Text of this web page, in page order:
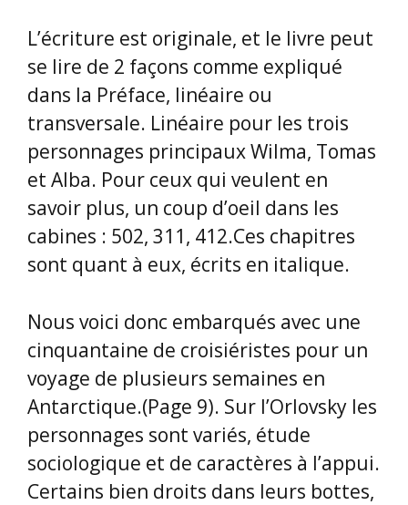
L’écriture est originale, et le livre peut
se lire de 2 façons comme expliqué
dans la Préface, linéaire ou
transversale. Linéaire pour les trois
personnages principaux Wilma, Tomas
et Alba. Pour ceux qui veulent en
savoir plus, un coup d’oeil dans les
cabines : 502, 311, 412.Ces chapitres
sont quant à eux, écrits en italique.
Nous voici donc embarqués avec une
cinquantaine de croisiéristes pour un
voyage de plusieurs semaines en
Antarctique.(Page 9). Sur l’Orlovsky les
personnages sont variés, étude
sociologique et de caractères à l’appui.
Certains bien droits dans leurs bottes,